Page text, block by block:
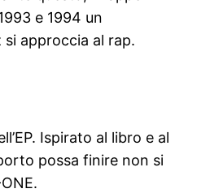
e 1994 un
si approccia al rap.
Ispirato al libro e al
possa finire non si